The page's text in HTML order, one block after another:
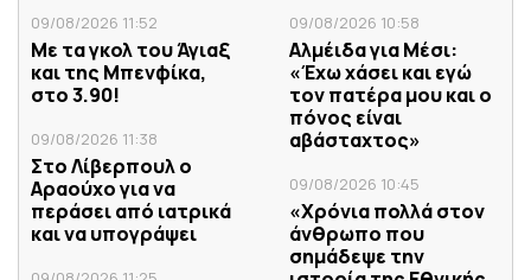
09/08/2026 11:52
Με τα γκολ του Άγιαξ
και της Μπενφίκα,
στο 3.90!
09/08/2026 11:38
Στο Λίβερπουλ ο
Αραούχο για να
περάσει από ιατρικά
και να υπογράψει
09/08/2026 10:58
Αλμέιδα για Μέσι:
«Έχω χάσει και εγώ
τον πατέρα μου και ο
πόνος είναι
αβάσταχτος»
09/08/2026 10:45
«Χρόνια πολλά στον
άνθρωπο που
σημάδεψε την